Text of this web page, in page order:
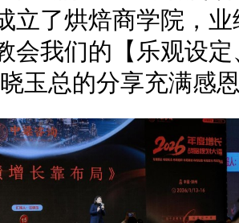
立了烘焙商学院，
会我们的【乐观设
玉总的分享充满感